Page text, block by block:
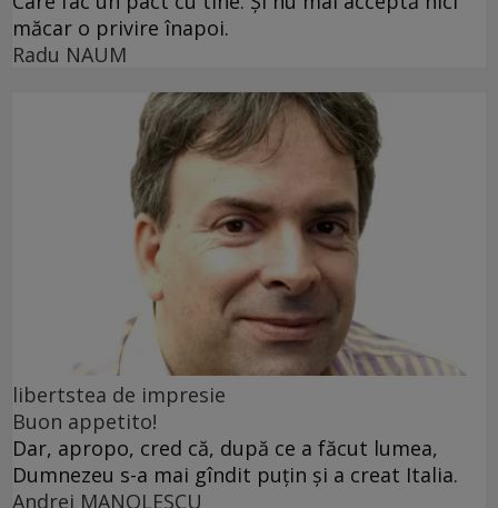
măcar o privire înapoi.
Radu NAUM
libertstea de impresie
Buon appetito!
Dar, apropo, cred că, după ce a făcut lumea,
Dumnezeu s-a mai gîndit puțin și a creat Italia.
Andrei MANOLESCU